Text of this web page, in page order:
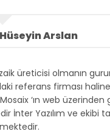
Arslan
üreticisi olmanın
referans firması
‘ın web üzerinden
İnter Yazılım ve ekibi